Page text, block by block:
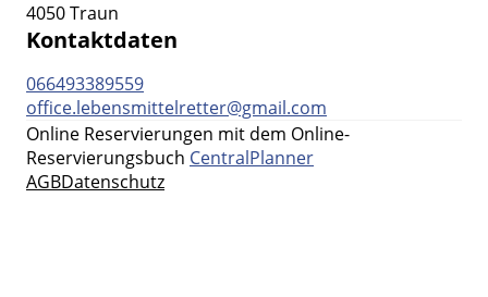
4050 Traun
Kontaktdaten
066493389559
office.lebensmittelretter@gmail.com
Online Reservierungen mit dem Online-
Reservierungsbuch CentralPlanner
AGBDatenschutz